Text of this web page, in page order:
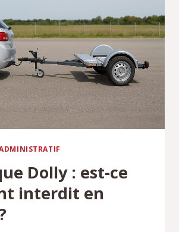
Dolly : est-ce
interdit en